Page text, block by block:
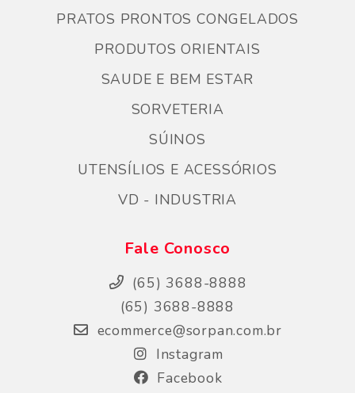
PRATOS PRONTOS CONGELADOS
PRODUTOS ORIENTAIS
SAUDE E BEM ESTAR
SORVETERIA
SÚINOS
UTENSÍLIOS E ACESSÓRIOS
VD - INDUSTRIA
Fale Conosco
(65) 3688-8888
(65) 3688-8888
ecommerce@sorpan.com.br
Instagram
Facebook